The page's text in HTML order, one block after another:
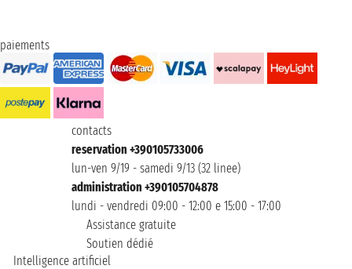
paiements
contacts
reservation +390105733006
lun-ven 9/19 - samedi 9/13 (32 linee)
administration +390105704878
lundi - vendredi 09:00 - 12:00 e 15:00 - 17:00
Assistance gratuite
Soutien dédié
Intelligence artificiel